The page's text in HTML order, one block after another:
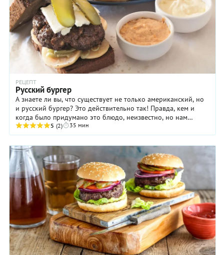
РЕЦЕПТ
Русский бургер
А знаете ли вы, что существует не только американский, но
и русский бургер? Это действительно так! Правда, кем и
когда было придумано это блюдо, неизвестно, но нам
нравится идея перекраивания ...
5 (2) 35 мин